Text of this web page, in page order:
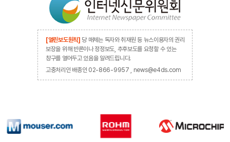
[열린보도원칙] 당 매체는 독자와 취재원 등 뉴스이용자의 권리
보장을 위해 반론이나 정정보도, 추후보도를 요청할 수 있는
창구를 열어두고 있음을 알려드립니다.
고충처리인 배종인 02-866-9957 , news@e4ds.com